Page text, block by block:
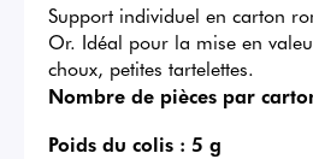
Support individuel en carton
Or. Idéal pour la mise en
choux, petites tartelettes.
Nombre de pièces par
Poids du colis : 5 g